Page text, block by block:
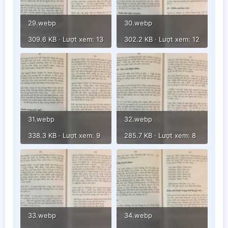
29.webp
309.6 KB · Lượt xem: 13
30.webp
302.2 KB · Lượt xem: 12
31.webp
338.3 KB · Lượt xem: 9
32.webp
285.7 KB · Lượt xem: 8
33.webp
34.webp